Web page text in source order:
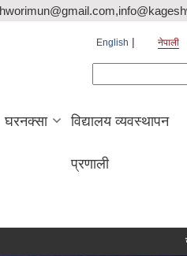
English नेपाली
घरनक्सा विद्यालय व्यवस्थापन
प्रणाली
जग्गा